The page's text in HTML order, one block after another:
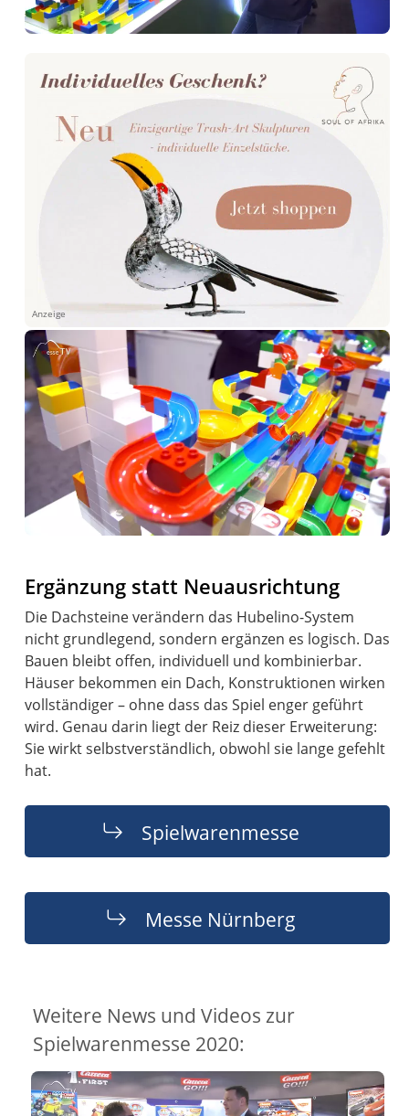
Anzeige
Ergänzung statt Neuausrichtung
Die Dachsteine verändern das Hubelino-System
nicht grundlegend, sondern ergänzen es logisch. Das
Bauen bleibt offen, individuell und kombinierbar.
Häuser bekommen ein Dach, Konstruktionen wirken
vollständiger – ohne dass das Spiel enger geführt
wird. Genau darin liegt der Reiz dieser Erweiterung:
Sie wirkt selbstverständlich, obwohl sie lange gefehlt
hat.
Spielwarenmesse
Messe Nürnberg
Weitere News und Videos zur
Spielwarenmesse 2020: